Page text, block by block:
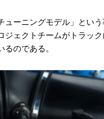
ーニングモデル」という
ェクトチームがトラッ
のである。